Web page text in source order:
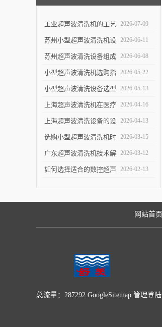
工业超声波清洗机的工艺
设计与清洗效率提升
2026-07-09
苏州小型超声波清洗机设
计特点与实验室便携使用
优势
2026-06-11
苏州超声波清洗设备组成
结构与自动化清洗流程解
析
2026-06-08
小型超声波清洗机选购指
南：5个关键参数决定清
洁效果
2026-05-22
小型超声波清洗设备选型
指南：关键参数与实验
室/工业场景适配要点
2026-05-13
上海超声波清洗机在医疗
设备清洗中的应用
2026-04-16
上海超声波清洗设备的设
计优化与技术进展
2026-04-13
选购小型超声波清洗机时
的五个关键指标
2026-03-15
广东超声波清洗机技术解
析：原理与优势
2026-03-12
如何选择适合的数控超声 2026-02-13
网站首页
总流量：287292 GoogleSitemap 管理登陆